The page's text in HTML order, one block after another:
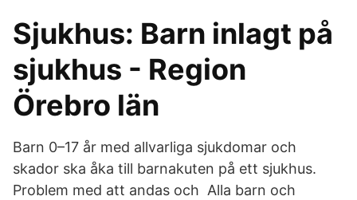
Sjukhus: Barn inlagt på
sjukhus - Region
Örebro län
Barn 0–17 år med allvarliga sjukdomar och
skador ska åka till barnakuten på ett sjukhus.
Problem med att andas och Alla barn och